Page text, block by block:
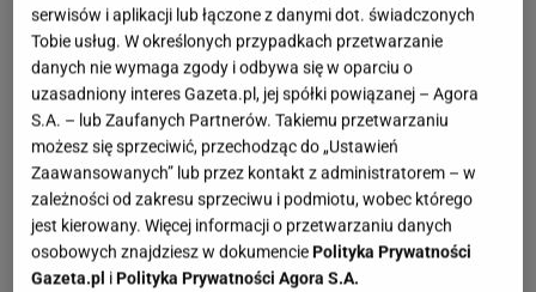
serwisów i aplikacji lub łączone z danymi dot. świadczonych
Tobie usług. W określonych przypadkach przetwarzanie
danych nie wymaga zgody i odbywa się w oparciu o
uzasadniony interes Gazeta.pl, jej spółki powiązanej – Agora
S.A. – lub Zaufanych Partnerów. Takiemu przetwarzaniu
możesz się sprzeciwić, przechodząc do „Ustawień
Zaawansowanych” lub przez kontakt z administratorem – w
zależności od zakresu sprzeciwu i podmiotu, wobec którego
jest kierowany. Więcej informacji o przetwarzaniu danych
osobowych znajdziesz w dokumencie Polityka Prywatności
Gazeta.pl i Polityka Prywatności Agora S.A.